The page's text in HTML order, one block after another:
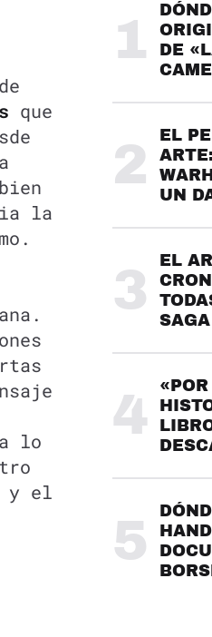
que
la
lo
y el
1
DE
2
EL
UN
3
EL
SAGA
4
5